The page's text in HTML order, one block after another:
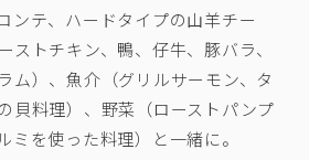
ンテ、ハードタイプの山羊チー
ストチキン、鴨、仔牛、豚バラ、
ム）、魚介（グリルサーモン、タ
貝料理）、野菜（ローストパンプ
ミを使った料理）と一緒に。